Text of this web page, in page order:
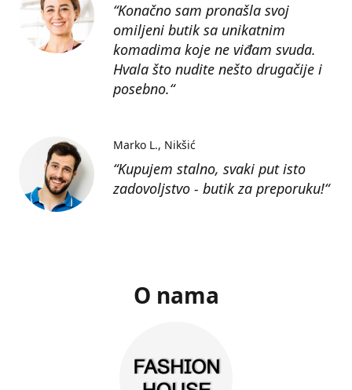
“Konačno sam pronašla svoj
omiljeni butik sa unikatnim
komadima koje ne viđam svuda.
Hvala što nudite nešto drugačije i
posebno.“
“Kupujem stalno, svaki put isto
zadovoljstvo - butik za preporuku!“
Marko L. Nikšić
O nama